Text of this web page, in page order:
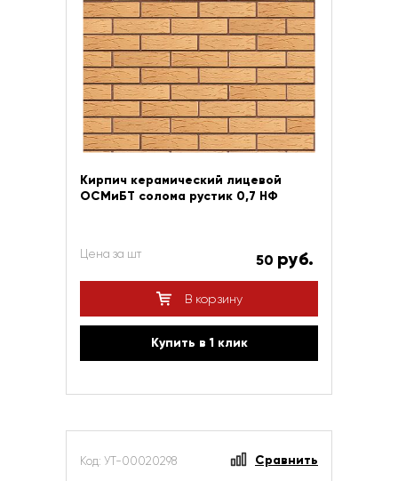
Кирпич керамический лицевой
ОСМиБТ солома рустик 0,7 НФ
Цена за шт 50 руб.
В корзину
Купить в 1 клик
Код: УТ-00020298 Сравнить